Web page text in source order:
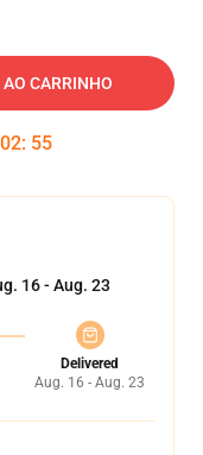
CARRINHO
02: 54
16 - Aug. 23
Delivered
Aug. 16 - Aug. 23